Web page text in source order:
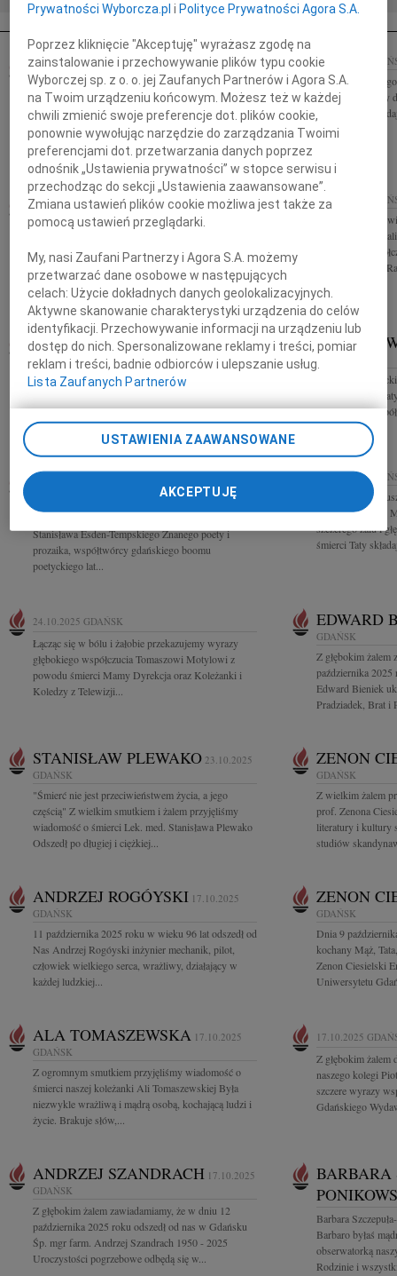
KRZYSZTOF SZERKUS 31.10.2025
GDAŃSK
Z wielkim smutkiem i żalem przyjęliśmy wiadomość
o śmierci śp. Krzysztofa Szerkusa Pełnomocnika
Biura Terenowego Rzecznika Praw Obywatelskich w
Gdańsku. Jeszcze w czerwcu br....
31.10.2025
Wyrazy
wsparcia i otuchy
śmierci Taty
30.10.2025GDAŃSK
mgr Natalii Tomtas wyrazy głębokiego współczucia z
cała społeczność akademicka Akademii Ateneum w
Gdańsku
30.10.2025
Panu
Prawnego
głębokiego
składają Zarząd,
ALICJA RUTKOWSKA 29.10.2025
GDAŃSK
Z głębokim żalem zawiadamiamy, że dnia 26
Mama, Siostra, Babcia, Przyjaciółka Alicja
Rutkowska Msza Św. żałobna zostanie...
Mirosław
opozycji
Robotników
wydawniczego...
STANISŁAW ESDEN-TEMPSKI
Stanisława Esden-Tempskiego Znanego poety i
prozaika, współtwórcy gdańskiego boomu
poetyckiego lat...
24.10.2025
Pani Danucie
Geodezji Urzędu
szczerego żalu i
śmierci Taty
24.10.2025 GDAŃSK
Łącząc się w bólu i żałobie przekazujemy wyrazy
głębokiego współczucia Tomaszowi Motylowi z
powodu śmierci Mamy Dyrekcja oraz Koleżanki i
Koledzy z Telewizji...
EDWARD
GDAŃSK
Z głębokim żalem
października 2025
Edward Bieniek
Pradziadek, Brat i
STANISŁAW PLEWAKO 23.10.2025
GDAŃSK
"Śmierć nie jest przeciwieństwem życia, a jego
częścią" Z wielkim smutkiem i żalem przyjęliśmy
wiadomość o śmierci Lek. med. Stanisława Plewako
Odszedł po długiej i ciężkiej...
ZENON
GDAŃSK
Z wielkim żalem
prof. Zenona
literatury i kultury
studiów
ANDRZEJ ROGÓYSKI 17.10.2025
GDAŃSK
11 października 2025 roku w wieku 96 lat odszedł od
Nas Andrzej Rogóyski inżynier mechanik, pilot,
człowiek wielkiego serca, wrażliwy, działający w
każdej ludzkiej...
ZENON
GDAŃSK
Dnia 9
kochany Mąż,
Zenon Ciesielski
Uniwersytetu
ALA TOMASZEWSKA 17.10.2025
GDAŃSK
Z ogromnym smutkiem przyjęliśmy wiadomość o
śmierci naszej koleżanki Ali Tomaszewskiej Była
niezwykle wrażliwą i mądrą osobą, kochającą ludzi i
życie. Brakuje słów,...
17.10.2025
Z głębokim żalem
naszego kolegi
szczere wyrazy
Gdańskiego
ANDRZEJ SZANDRACH 17.10.2025
GDAŃSK
Z głębokim żalem zawiadamiamy, że w dniu 12
października 2025 roku odszedł od nas w Gdańsku
Śp. mgr farm. Andrzej Szandrach 1950 - 2025
Uroczystości pogrzebowe odbędą się w...
BARBARA
Barbara
Barbaro byłaś
obserwatorką
Rodzinie i
Prywatności Wyborcza.pl i Polityce Prywatności Agora S.A.
Poprzez kliknięcie "Akceptuję" wyrażasz zgodę na
zainstalowanie i przechowywanie plików typu cookie
Wyborczej sp. z o. o. jej Zaufanych Partnerów i Agora S.A.
na Twoim urządzeniu końcowym. Możesz też w każdej
chwili zmienić swoje preferencje dot. plików cookie,
ponownie wywołując narzędzie do zarządzania Twoimi
preferencjami dot. przetwarzania danych poprzez
odnośnik „Ustawienia prywatności” w stopce serwisu i
przechodząc do sekcji „Ustawienia zaawansowane”.
Zmiana ustawień plików cookie możliwa jest także za
pomocą ustawień przeglądarki.
My, nasi Zaufani Partnerzy i Agora S.A. możemy
przetwarzać dane osobowe w następujących
celach:Użycie dokładnych danych geolokalizacyjnych.
Aktywne skanowanie charakterystyki urządzenia do celów
identyfikacji. Przechowywanie informacji na urządzeniu lub
dostęp do nich. Spersonalizowane reklamy i treści, pomiar
reklam i treści, badnie odbiorców i ulepszanie usług.
Lista Zaufanych Partnerów
USTAWIENIA ZAAWANSOWANE
AKCEPTUJĘ